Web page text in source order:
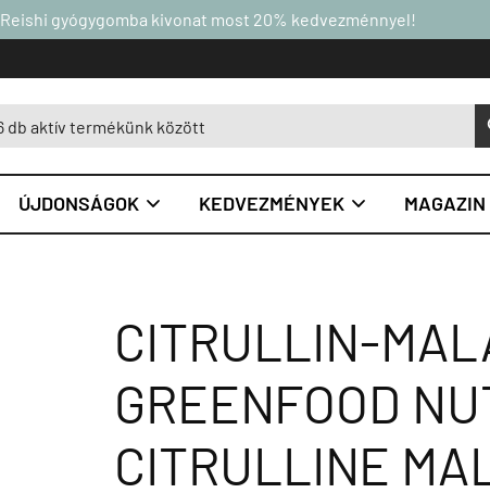
Reishi gyógygomba kivonat most 20% kedvezménnyel!
ÚJDONSÁGOK  KEDVEZMÉNYEK  MAGAZIN
CITRULLIN-
GREENFOOD
CITRULLINE